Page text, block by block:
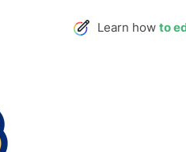
Learn how to